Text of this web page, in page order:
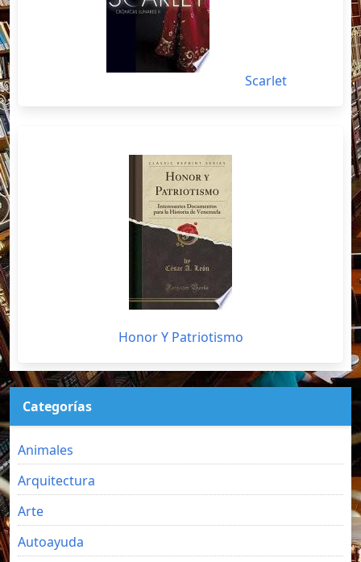
Scarlet
Honor Y Patriotismo
Categorías
Animales
Arquitectura
Arte
Autoayuda